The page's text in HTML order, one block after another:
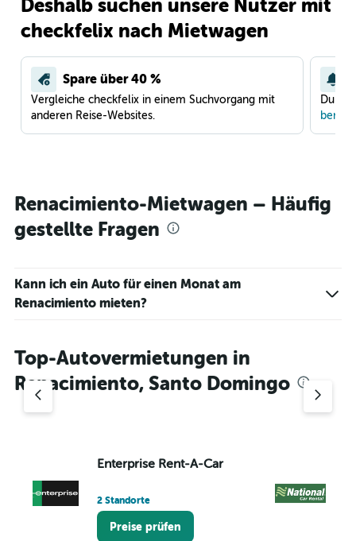
Deshalb suchen unsere Nutzer mit
checkfelix nach Mietwagen
Spare über 40 %
Vergleiche checkfelix in einem Suchvorgang mit
anderen Reise-Websites.
Du
Renacimiento-Mietwagen – Häufig
gestellte Fragen
Kann ich ein Auto für einen Monat am
Renacimiento mieten?
Top-Autovermietungen in
Renacimiento, Santo Domingo
Enterprise Rent-A-Car
2 Standorte
Preise prüfen